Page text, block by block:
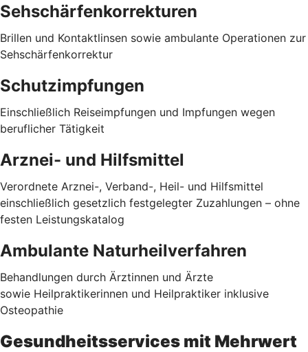
Sehschärfenkorrekturen
Brillen und Kontaktlinsen sowie ambulante Operationen zur
Sehschärfenkorrektur
Schutzimpfungen
Einschließlich Reiseimpfungen und Impfungen wegen
beruflicher Tätigkeit
Arznei- und Hilfsmittel
Verordnete Arznei-, Verband-, Heil- und Hilfsmittel
einschließlich gesetzlich festgelegter Zuzahlungen – ohne
festen Leistungskatalog
Ambulante Naturheilverfahren
Behandlungen durch Ärztinnen und Ärzte
sowie Heilpraktikerinnen und Heilpraktiker inklusive
Osteopathie
Gesundheitsservices mit Mehrwert